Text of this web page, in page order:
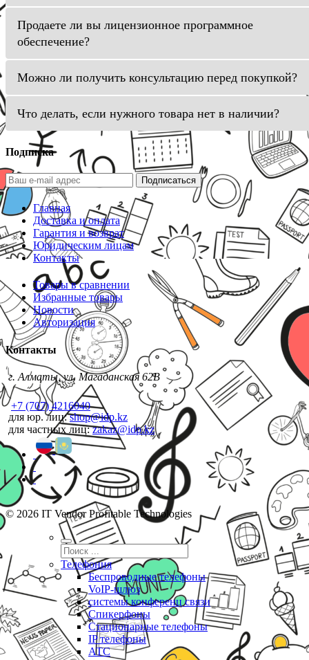
Продаете ли вы лицензионное программное
обеспечение?
Можно ли получить консультацию перед покупкой?
Что делать, если нужного товара нет в наличии?
Подписка
Подписаться
Главная
Доставка и оплата
Гарантия и возврат
Юридическим лицам
Контакты
Товары в сравнении
Избранные товары
Новости
Авторизация
Контакты
г. Алматы, ул. Магаданская 62В
+7 (707) 4216040
для юр. лиц:shop@idp.kz
для частных лиц:zakaz@idp.kz
© 2026 IT Vendor Profitable Technologies
Телефония
Беспроводные телефоны
VoIP-шлюз
системы конференц связи
Спикерфоны
Стационарные телефоны
IP телефоны
АТС